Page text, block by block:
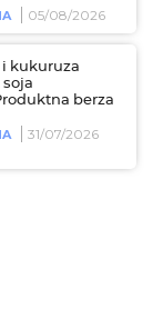
05/08/2026
i kukuruza
soja
berza
31/07/2026